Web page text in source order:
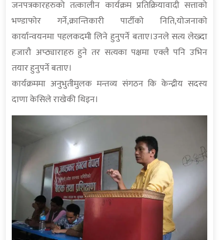
जनपत्रकारहरुको तत्कालीन कार्यक्रम प्रतिक्रियावादी सत्ताको
भण्डाफोर गर्ने,क्रान्तिकारी पार्टीको निति,योजनाको
कार्यान्वयनमा पहलकदमी लिने हुनुपर्ने बताए।उनले सत्य लेख्दा
हजारौ अप्ठ्याराहरु हुने तर सत्यका पक्षमा एक्लै पनि उभिन
तयार हुनुपर्ने बताए।
कार्यक्रममा अनुभुतीमुलक मन्तव्य संगठन कि केन्द्रीय सदस्य
दाणा केसिले राखेकी थिइन।